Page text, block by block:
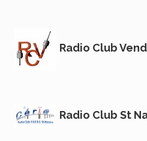
Radio Club
Radio Club St